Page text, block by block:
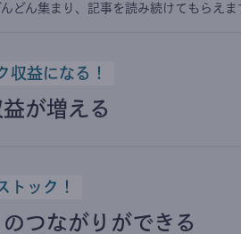
どん集まり、記事を読み続けてもらえま
収益になる！
が増える
トック！
つながりができる